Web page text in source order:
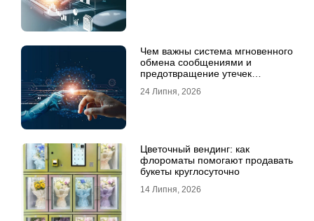
Чем важны система мгновенного
обмена сообщениями и
предотвращение утечек
24 Липня, 2026
Цветочный вендинг: как
флороматы помогают продавать
букеты круглосуточно
14 Липня, 2026